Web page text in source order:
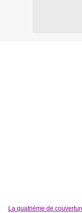
La quatrième de